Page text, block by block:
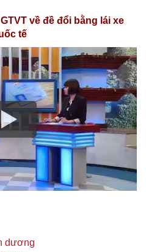
về đề đổi bằng lái xe
tế
dương